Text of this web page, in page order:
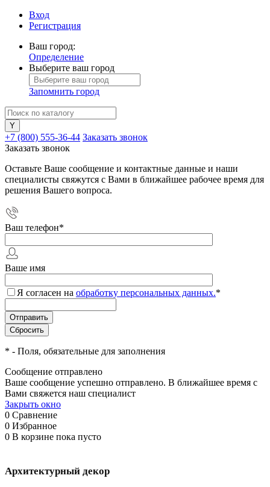
Вход
Регистрация
Ваш город:
Определение
Выберите ваш город
Запомнить город
+7 (800) 555-36-44 Заказать звонок
Заказать звонок
Оставьте Ваше сообщение и контактные данные и наши
специалисты свяжутся с Вами в ближайшее рабочее время для
решения Вашего вопроса.
Ваш телефон*
Ваше имя
Я согласен на обработку персональных данных.*
* - Поля, обязательные для заполнения
Сообщение отправлено
Ваше сообщение успешно отправлено. В ближайшее время с
Вами свяжется наш специалист
Закрыть окно
0 Сравнение
0 Избранное
0 В корзине пока пусто
Архитектурный декор